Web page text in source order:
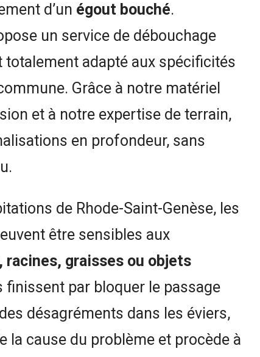
d’un égout bouché.
un service de débouchage
totalement adapté aux spécificités
Grâce à notre matériel
et à notre expertise de terrain,
en profondeur, sans
de Rhode-Saint-Genèse, les
être sensibles aux
racines, graisses ou objets
finissent par bloquer le passage
désagréments dans les éviers,
la cause du problème et procède à